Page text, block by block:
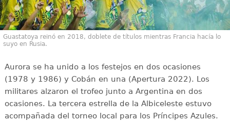
Guastatoya reinó en 2018, doblete de títulos mientras Francia hacía lo
suyo en Rusia.
Aurora se ha unido a los festejos en dos ocasiones
(1978 y 1986) y Cobán en una (Apertura 2022). Los
militares alzaron el trofeo junto a Argentina en dos
ocasiones. La tercera estrella de la Albiceleste estuvo
acompañada del torneo local para los Príncipes Azules.